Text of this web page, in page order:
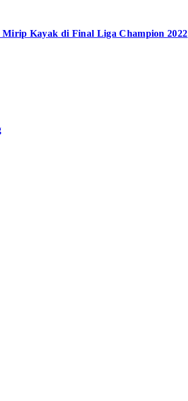
Mirip Kayak di Final Liga Champion 2022